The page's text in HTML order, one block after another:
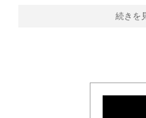
続きを